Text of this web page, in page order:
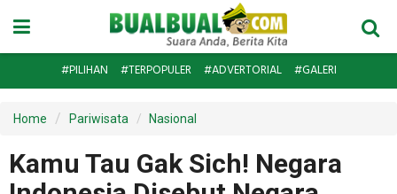
#PILIHAN #TERPOPULER #ADVERTORIAL #GALERI
Home Pariwisata Nasional
Kamu Tau Gak Sich! Negara